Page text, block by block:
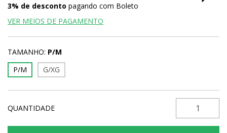
3% de desconto pagando com Boleto
VER MEIOS DE PAGAMENTO
TAMANHO: P/M
P/M
G/XG
QUANTIDADE